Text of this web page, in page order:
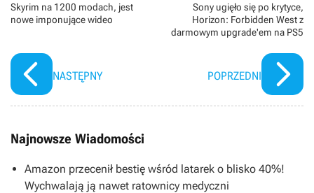
Skyrim na 1200 modach, jest
nowe imponujące wideo
NASTĘPNY
Sony ugięło się po krytyce,
Horizon: Forbidden West z
darmowym upgrade'em na PS5
POPRZEDNI
Najnowsze Wiadomości
Amazon przecenił bestię wśród latarek o blisko 40%!
Wychwalają ją nawet ratownicy medyczni